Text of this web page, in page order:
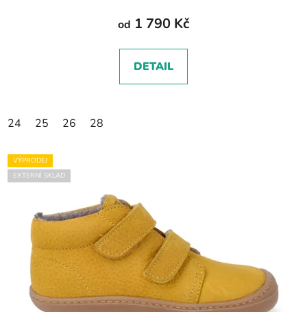
od 1 790 Kč
DETAIL
24 25 26 28
VÝPRODEJ
EXTERNÍ SKLAD